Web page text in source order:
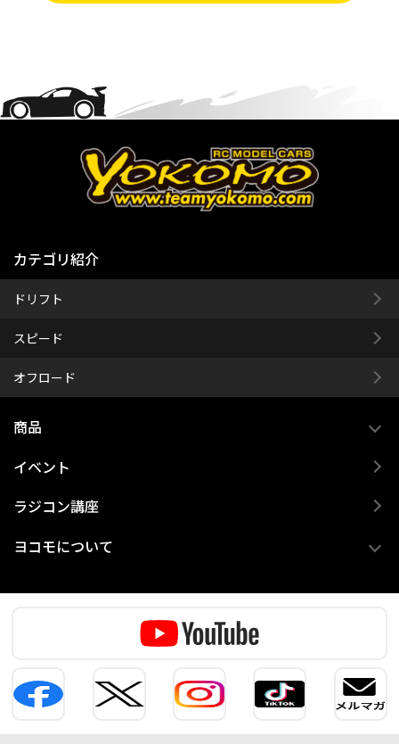
カテゴリ紹介
ドリフト
スピード
オフロード
商品
イベント
ラジコン講座
ヨコモについて